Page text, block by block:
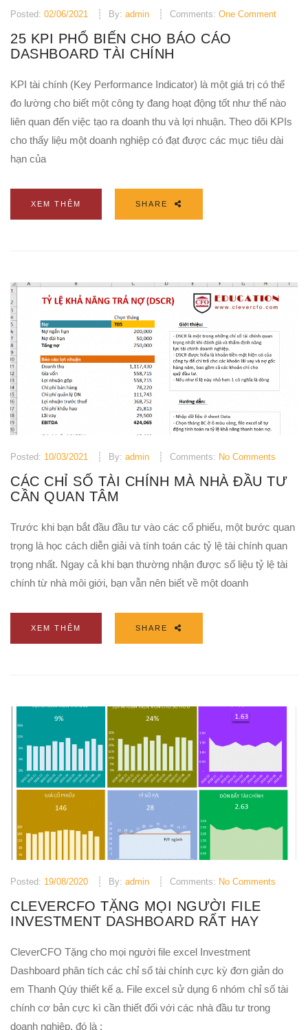
Posted: 02/06/2021 By: admin Comments: One Comment
25 KPI PHỔ BIẾN CHO BÁO CÁO
DASHBOARD TÀI CHÍNH
KPI tài chính (Key Performance Indicator) là một giá trị có thể
đo lường cho biết một công ty đang hoạt động tốt như thế nào
liên quan đến việc tạo ra doanh thu và lợi nhuận. Theo dõi KPIs
cho thấy liệu một doanh nghiệp có đạt được các mục tiêu dài
hạn của
XEM THÊM SHARE
Posted: 10/03/2021 By: admin Comments: No Comments
CÁC CHỈ SỐ TÀI CHÍNH MÀ NHÀ ĐẦU TƯ
CẦN QUAN TÂM
Trước khi bạn bắt đầu đầu tư vào các cổ phiếu, một bước quan
trọng là học cách diễn giải và tính toán các tỷ lệ tài chính quan
trọng nhất. Ngay cả khi bạn thường nhận được số liệu tỷ lệ tài
chính từ nhà môi giới, bạn vẫn nên biết về một doanh
XEM THÊM SHARE
Posted: 19/08/2020 By: admin Comments: No Comments
CLEVERCFO TẶNG MỌI NGƯỜI FILE
INVESTMENT DASHBOARD RẤT HAY
CleverCFO Tặng cho mọi người file excel Investment
Dashboard phân tích các chỉ số tài chính cực kỳ đơn giản do
em Thanh Qúy thiết kế ạ. File excel sử dụng 6 nhóm chỉ số tài
chính cơ bản cực kì cần thiết đối với các nhà đầu tư trong
doanh nghiệp, đó là :